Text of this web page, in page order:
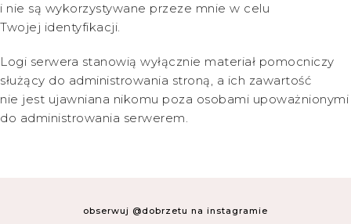
i nie są wykorzystywane przeze mnie w celu
Twojej identyfikacji.
Logi serwera stanowią wyłącznie materiał pomocniczy
służący do administrowania stroną, a ich zawartość
nie jest ujawniana nikomu poza osobami upoważnionymi
do administrowania serwerem.
obserwuj @dobrzetu na instagramie